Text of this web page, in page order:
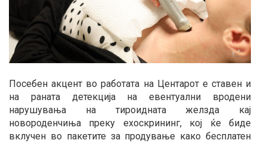
Посебен акцент во работата на Центарот е ставен и
на раната детекција на евентуални вродени
нарушувања на тироидната желзда кај
новороденчиња преку ехоскрининг, кој ќе биде
вклучен во пакетите за продување како бесплатен